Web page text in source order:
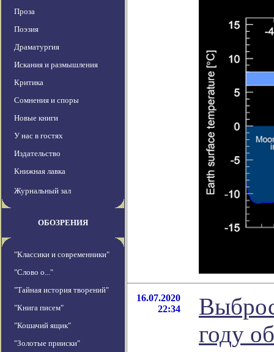
Проза
Поэзия
Драматургия
Искания и размышления
Критика
Сомнения и споры
Новые книги
У нас в гостях
Издательство
Книжная лавка
Журнальный зал
ОБОЗРЕНИЯ
"Классики и современники"
"Слово о..."
"Тайная история творений"
"Книга писем"
"Кошачий ящик"
"Золотые прииски"
16.07.2020
22:34
году